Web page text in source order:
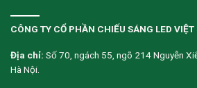
CÔNG TY CỔ PHẦN CHIẾU SÁNG LED VIỆT
Địa chỉ: Số 70, ngách 55, ngõ 214 Nguyễn
Hà Nội.